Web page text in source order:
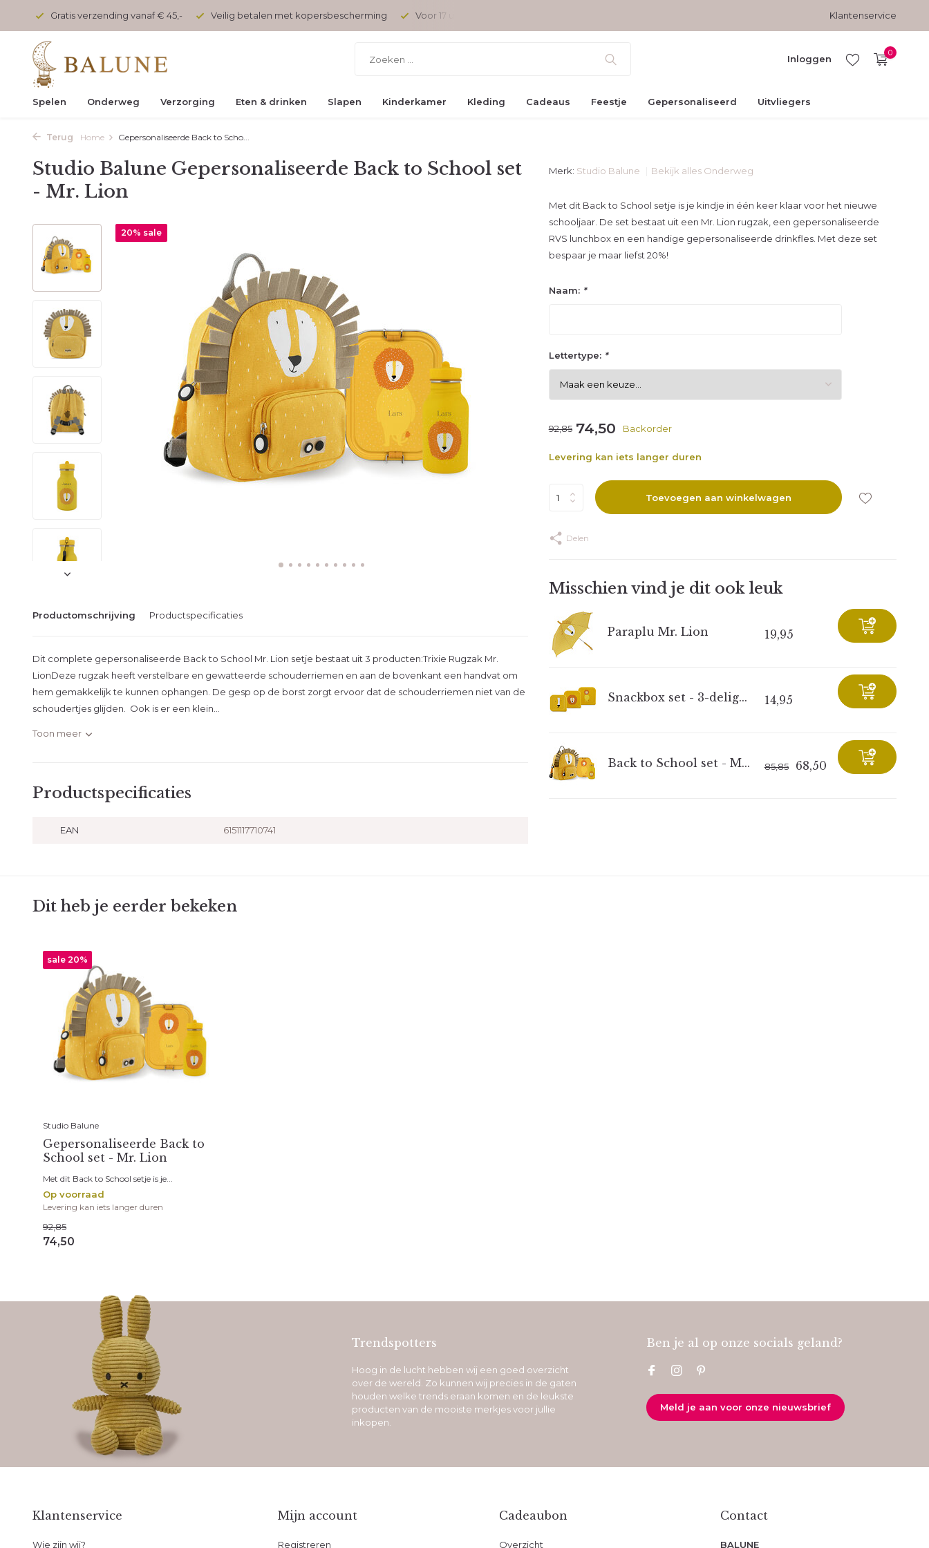
Gratis verzending vanaf € 45,- Veilig betalen met kopersbescherming Voor 17 uur besteld, vandaag verzonden Veilig betalen met
Klantenservice
Inloggen
0
Spelen Onderweg Verzorging Eten & drinken Slapen Kinderkamer Kleding Cadeaus Feestje Gepersonaliseerd Uitvliegers
Terug Home Gepersonaliseerde Back to Scho...
Studio Balune Gepersonaliseerde Back to School set
- Mr. Lion
20% sale
Productomschrijving Productspecificaties
Dit complete gepersonaliseerde Back to School Mr. Lion setje bestaat uit 3 producten:Trixie Rugzak Mr.
LionDeze rugzak heeft verstelbare en gewatteerde schouderriemen en aan de bovenkant een handvat om
hem gemakkelijk te kunnen ophangen. De gesp op de borst zorgt ervoor dat de schouderriemen niet van de
schoudertjes glijden. Ook is er een klein...
Toon meer
Productspecificaties
EAN 6151117710741
Merk: Studio Balune Bekijk alles Onderweg
Met dit Back to School setje is je kindje in één keer klaar voor het nieuwe
schooljaar. De set bestaat uit een Mr. Lion rugzak, een gepersonaliseerde
RVS lunchbox en een handige gepersonaliseerde drinkfles. Met deze set
bespaar je maar liefst 20%!
Naam: *
Lettertype: *
92,85 74,50 Backorder
Levering kan iets langer duren
Toevoegen aan winkelwagen
Delen
Misschien vind je dit ook leuk
Paraplu Mr. Lion 19,95
Snackbox set - 3-delig... 14,95
Back to School set - M... 85,85 68,50
Dit heb je eerder bekeken
sale 20%
Studio Balune
Gepersonaliseerde Back to
School set - Mr. Lion
Met dit Back to School setje is je...
Op voorraad
Levering kan iets langer duren
92,85
74,50
Trendspotters
Hoog in de lucht hebben wij een goed overzicht
over de wereld. Zo kunnen wij precies in de gaten
houden welke trends eraan komen en de leukste
producten van de mooiste merkjes voor jullie
inkopen.
Ben je al op onze socials geland?
Meld je aan voor onze nieuwsbrief
Klantenservice
Wie zijn wij?
Mijn account
Registreren
Cadeaubon
Overzicht
Contact
BALUNE